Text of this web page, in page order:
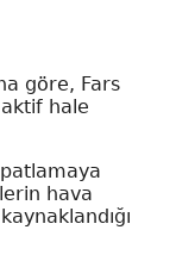
göre, Fars
hale
hava